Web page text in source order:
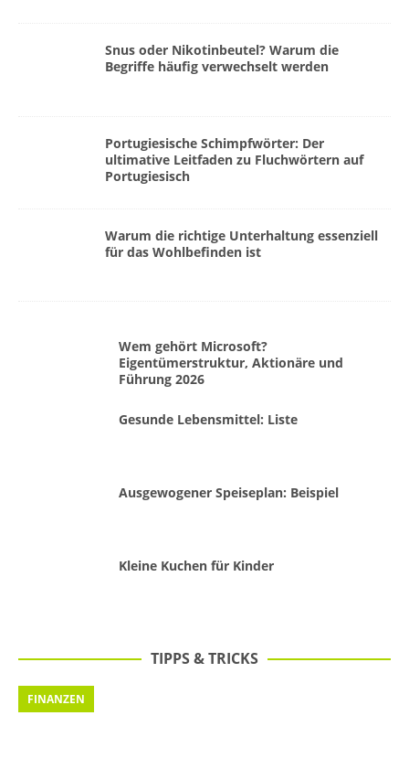
Snus oder Nikotinbeutel? Warum die
Begriffe häufig verwechselt werden
Portugiesische Schimpfwörter: Der
ultimative Leitfaden zu Fluchwörtern auf
Portugiesisch
Warum die richtige Unterhaltung essenziell
für das Wohlbefinden ist
Wem gehört Microsoft?
Eigentümerstruktur, Aktionäre und
Führung 2026
Gesunde Lebensmittel: Liste
Ausgewogener Speiseplan: Beispiel
Kleine Kuchen für Kinder
TIPPS & TRICKS
FINANZEN